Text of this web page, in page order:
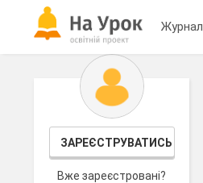
Журнал
ЗАРЕЄСТРУВАТИСЬ
Вже зареєстровані?